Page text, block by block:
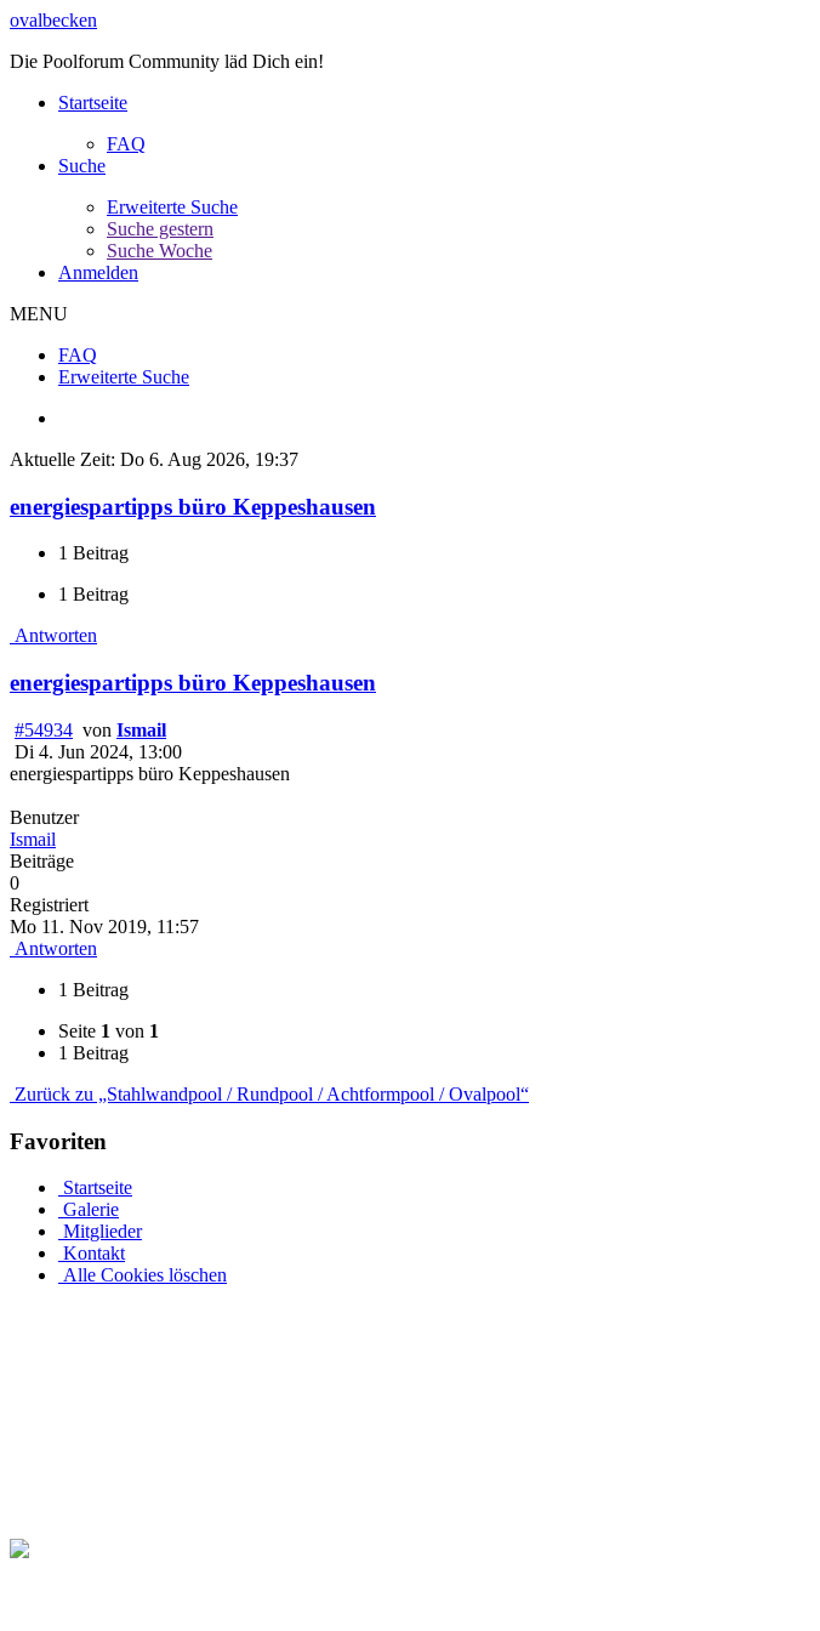
ovalbecken
Die Poolforum Community läd Dich ein!
Startseite
FAQ
Suche
Erweiterte Suche
Suche gestern
Suche Woche
Anmelden
MENU
FAQ
Erweiterte Suche
Aktuelle Zeit: Do 6. Aug 2026, 19:37
energiespartipps büro Keppeshausen
1 Beitrag
1 Beitrag
Antworten
energiespartipps büro Keppeshausen
#54934 von Ismail
Di 4. Jun 2024, 13:00
energiespartipps büro Keppeshausen
Benutzer
Ismail
Beiträge
0
Registriert
Mo 11. Nov 2019, 11:57
Antworten
1 Beitrag
Seite 1 von 1
1 Beitrag
Zurück zu „Stahlwandpool / Rundpool / Achtformpool / Ovalpool“
Favoriten
Startseite
Galerie
Mitglieder
Kontakt
Alle Cookies löschen